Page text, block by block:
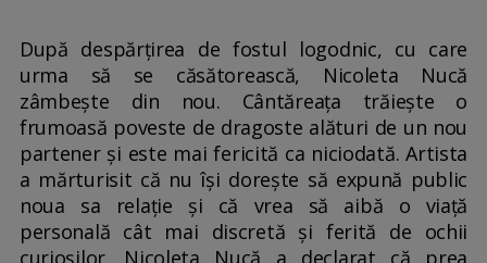
După despărțirea de fostul logodnic, cu care
urma să se căsătorească, Nicoleta Nucă
zâmbește din nou. Cântăreața trăiește o
frumoasă poveste de dragoste alături de un nou
partener și este mai fericită ca niciodată. Artista
a mărturisit că nu își dorește să expună public
noua sa relație și că vrea să aibă o viață
personală cât mai discretă și ferită de ochii
curioșilor. Nicoleta Nucă a declarat că prea